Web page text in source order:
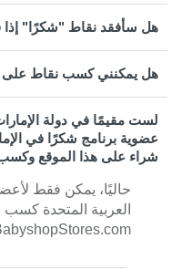
هل سأفقد نقاط "شكرًا" إذا
هل يمكنني كسب نقاط على
لست مقيمًا في دولة
عضوية برنامج شكرًا في
شراء على هذا الموقع
حاليًا، يمكن فقط
العربية المتحدة